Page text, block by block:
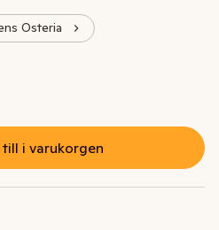
Osteria
till i varukorgen